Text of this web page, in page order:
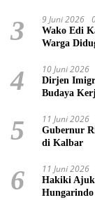
3 9 Juni 2026
Wako Edi
Warga
4 10 Juni 2026
Dirjen
Budaya
5 11 Juni 2026
Gubernur
di Kalbar
6 11 Juni 2026
Hakiki
Hungarindo